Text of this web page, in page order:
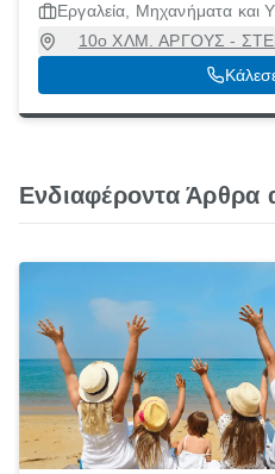
Εργαλεία, Μηχανήματα και
10ο ΧΛΜ. ΑΡΓΟΥΣ -
Ενδιαφέροντα Άρθρα